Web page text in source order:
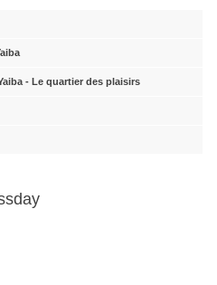
- Le quartier des plaisirs